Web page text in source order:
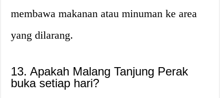
membawa makanan atau minuman ke area
yang dilarang.
13. Apakah Malang Tanjung Perak
buka setiap hari?